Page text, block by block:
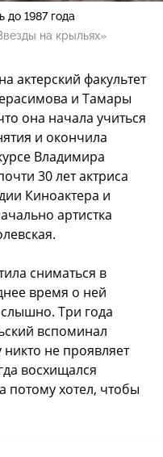
до 1987 года
на крыльях»
актерский факультет
и Тамары
она начала учиться
и окончила
Владимира
30 лет актриса
Киноактера и
артистка
сниматься в
время о ней
Три года
вспоминал
никто не проявляет
восхищался
потому хотел, чтобы